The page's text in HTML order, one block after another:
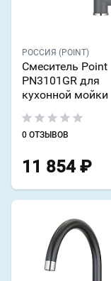
РОССИЯ (POINT)
Смеситель Point
PN3101GR для
кухонной мойки
0 ОТЗЫВОВ
11 854 ₽